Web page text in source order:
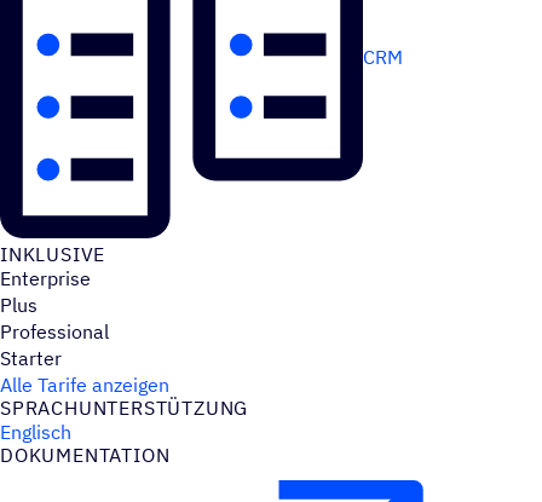
CRM
INKLU­SIVE
Enterprise
Plus
Professional
Starter
Alle Tarife anzeigen
SPRACH­UN­TER­STÜT­ZUNG
Englisch
DOKU­MEN­TA­TION